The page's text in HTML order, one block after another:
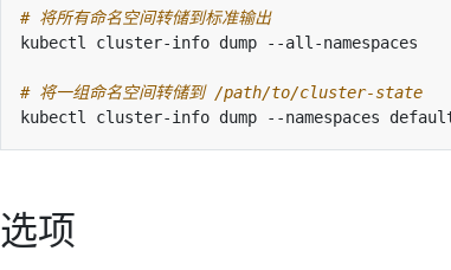
# 将所有命名空间转储到标准输出
# 将一组命名空间转储到 /path/to/cluster-state
kubectl cluster-info dump --namespaces
选项